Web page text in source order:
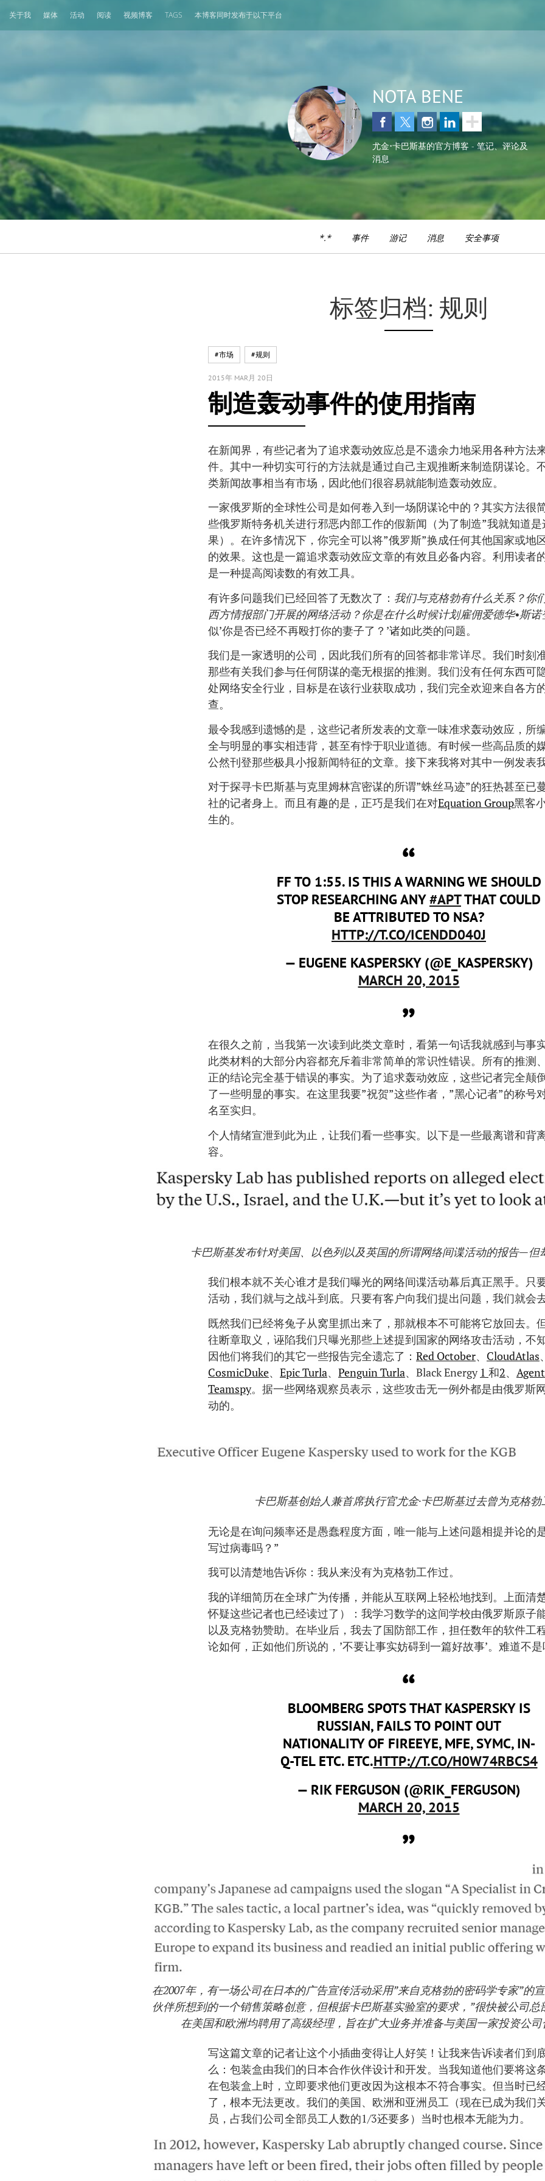
关于我 媒体 活动 阅读 视频博客 TAGS 本博客同时发布于以下平台
NOTA BENE
尤金•卡巴斯基的官方博客 - 笔记、评论及
消息
*.* 事件 游记 消息 安全事项
标签归档: 规则
#市场 #规则
2015年 MAR月 20日
制造轰动事件的使用指南
在新闻界，有些记者为了追求轰动效应总是不遗余力地采用各种方法
件。其中一种切实可行的方法就是通过自己主观推断来制造阴谋论。
类新闻故事相当有市场，因此他们很容易就能制造轰动效应。
一家俄罗斯的全球性公司是如何卷入到一场阴谋论中的？其实方法很
些俄罗斯特务机关进行邪恶内部工作的假新闻（为了制造”我就知道
果）。在许多情况下，你完全可以将”俄罗斯”换成任何其他国家或地
的效果。这也是一篇追求轰动效应文章的有效且必备内容。利用读者
是一种提高阅读数的有效工具。
有许多问题我们已经回答了无数次了： 我们与克格勃有什么关系？你
西方情报部门开展的网络活动？你是在什么时候计划雇佣爱德华•斯诺
似’你是否已经不再殴打你的妻子了？’诸如此类的问题。
我们是一家透明的公司，因此我们所有的回答都非常详尽。我们时刻
那些有关我们参与任何阴谋的毫无根据的推测。我们没有任何东西可
处网络安全行业，目标是在该行业获取成功，我们完全欢迎来自各方
查。
最令我感到遗憾的是，这些记者所发表的文章一味准求轰动效应，所
全与明显的事实相违背，甚至有悖于职业道德。有时候一些高品质的
公然刊登那些极具小报新闻特征的文章。接下来我将对其中一例发表
对于探寻卡巴斯基与克里姆林宫密谋的所谓”蛛丝马迹”的狂热甚至已
社的记者身上。而且有趣的是，正巧是我们在对Equation Group黑客
生的。
FF TO 1:55. IS THIS A WARNING WE SHOULD
STOP RESEARCHING ANY#APTTHAT COULD
BE ATTRIBUTED TO NSA?
HTTP://T.CO/ICENDD040J
— EUGENE KASPERSKY (@E_KASPERSKY)
MARCH 20, 2015
在很久之前，当我第一次读到此类文章时，看第一句话我就感到与事
此类材料的大部分内容都充斥着非常简单的常识性错误。所有的推测
正的结论完全基于错误的事实。为了追求轰动效应，这些记者完全颠
了一些明显的事实。在这里我要”祝贺”这些作者，”黑心记者”的称号
名至实归。
个人情绪宣泄到此为止，让我们看一些事实。以下是一些最离谱和背
容。
卡巴斯基发布针对美国、以色列以及英国的所谓网络间谍活动的报告—但
我们根本就不关心谁才是我们曝光的网络间谍活动幕后真正黑手。只
活动，我们就与之战斗到底。只要有客户向我们提出问题，我们就会
既然我们已经将兔子从窝里抓出来了，那就根本不可能将它放回去。
往断章取义，诬陷我们只曝光那些上述提到国家的网络攻击活动，不
因他们将我们的其它一些报告完全遗忘了： Red October、 CloudAtlas
CosmicDuke、 Epic Turla、 Penguin Turla、Black Energy 1 和2、
Teamspy。据一些网络观察员表示，这些攻击无一例外都是由俄罗斯
动的。
卡巴斯基创始人兼首席执行官尤金·卡巴斯基过去曾为克格勃
无论是在询问频率还是愚蠢程度方面，唯一能与上述问题相提并论的
写过病毒吗？”
我可以清楚地告诉你：我从来没有为克格勃工作过。
我的详细简历在全球广为传播，并能从互联网上轻松地找到。上面清
怀疑这些记者也已经读过了）：我学习数学的这间学校由俄罗斯原子
以及克格勃赞助。在毕业后，我去了国防部工作，担任数年的软件工
论如何，正如他们所说的，’不要让事实妨碍到一篇好故事’。难道不
BLOOMBERG SPOTS THAT KASPERSKY IS
RUSSIAN, FAILS TO POINT OUT
NATIONALITY OF FIREEYE, MFE, SYMC, IN-
Q-TEL ETC. ETC.HTTP://T.CO/H0W74RBCS4
— RIK FERGUSON (@RIK_FERGUSON)
MARCH 20, 2015
在2007年，有一场公司在日本的广告宣传活动采用”来自克格勃的密码学专家”的
伙伴所想到的一个销售策略创意，但根据卡巴斯基实验室的要求，”很快被公司
在美国和欧洲均聘用了高级经理，旨在扩大业务并准备与美国一家投资公
写这篇文章的记者让这个小插曲变得让人好笑！让我来告诉读者们到
么：包装盒由我们的日本合作伙伴设计和开发。当我知道他们要将这
在包装盒上时，立即要求他们更改因为这根本不符合事实。但当时已
了，根本无法更改。我们的美国、欧洲和亚洲员工（现在已成为我们
员，占我们公司全部员工人数的1/3还要多）当时也根本无能为力。